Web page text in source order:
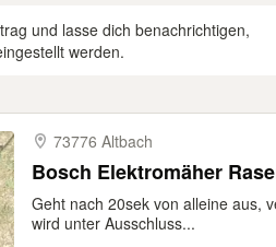
und lasse dich benachrichtigen,
werden.
73776 Altbach
Bosch Elektromäher
Geht nach 20sek von alleine aus,
wird unter Ausschluss...